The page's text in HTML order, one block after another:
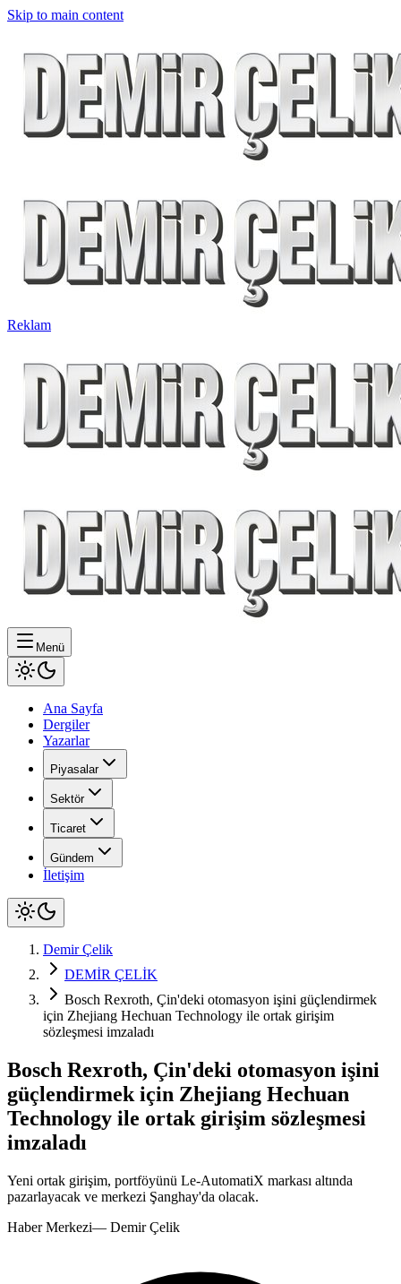
Skip to main content
Reklam
Menü
Ana Sayfa
Dergiler
Yazarlar
Piyasalar
Sektör
Ticaret
Gündem
İletişim
Demir Çelik
DEMİR ÇELİK
Bosch Rexroth, Çin'deki otomasyon işini güçlendirmek
için Zhejiang Hechuan Technology ile ortak girişim
sözleşmesi imzaladı
Bosch Rexroth, Çin'deki otomasyon işini
güçlendirmek için Zhejiang Hechuan
Technology ile ortak girişim sözleşmesi
imzaladı
Yeni ortak girişim, portföyünü Le-AutomatiX markası altında
pazarlayacak ve merkezi Şanghay'da olacak.
Haber Merkezi— Demir Çelik